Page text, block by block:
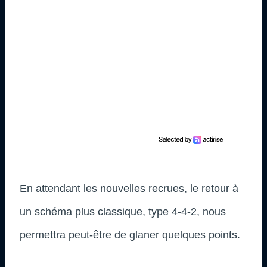
En attendant les nouvelles recrues, le retour à
un schéma plus classique, type 4-4-2, nous
permettra peut-être de glaner quelques points.